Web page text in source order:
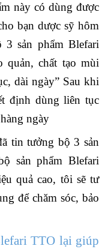
này có dùng được
bạn dược sỹ hôm
sản phẩm Blefari
quản, chất tạo mùi
dài ngày” Sau khi
định dùng liên tục
ngày
tin tưởng bộ 3 sản
sản phẩm Blefari
quả cao, tôi sẽ tư
để chăm sóc, bảo
TTO lại giúp